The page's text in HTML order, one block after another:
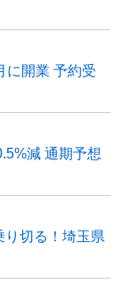
に開業 予約受
減 通期予想
り切る！埼玉県